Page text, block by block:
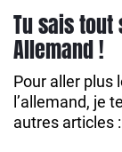
Tu sais
Allemand !
Pour aller plus
l’allemand, je
autres articles :